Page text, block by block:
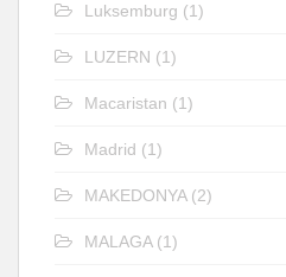
Luksemburg (1)
LUZERN (1)
Macaristan (1)
Madrid (1)
MAKEDONYA(2)
MALAGA(1)